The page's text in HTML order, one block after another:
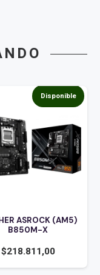
Disponible
ASROCK (AM5)
B850M-X
$218.811,00